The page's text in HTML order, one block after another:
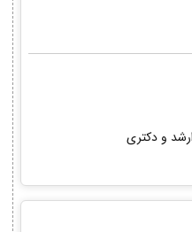
و دکتری